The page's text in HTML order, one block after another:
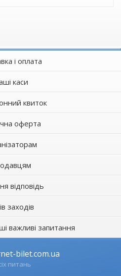
і оплата
каси
квиток
оферта
відповідь
заходів
важливі запитання
bilet.com.ua
питань